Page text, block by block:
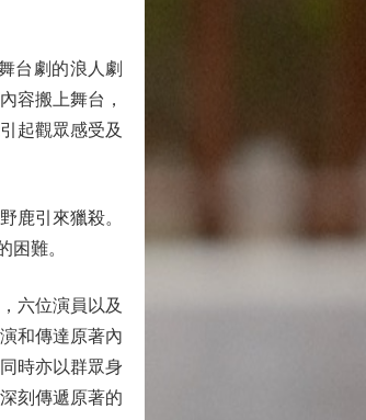
台劇的浪人劇
容搬上舞台，
起觀眾感受及
引來獵殺。
難。
六位演員以及
和傳達原著內
時亦以群眾身
刻傳遞原著的